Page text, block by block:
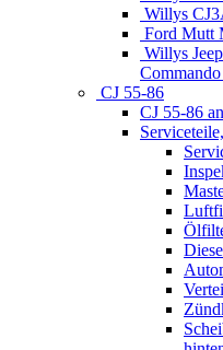
Willys
Ford Mutt
Willys
CJ 55-86
CJ 55-86